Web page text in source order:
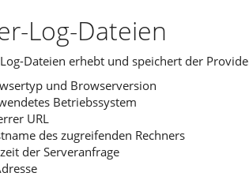
Log-Dateien
Dateien erhebt und speichert der
und Browserversion
Betriebssystem
URL
des zugreifenden Rechners
der Serveranfrage